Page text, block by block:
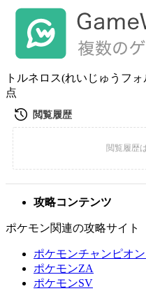
トルネロス(れいじゅうフ
点
攻略コンテンツ
ポケモン関連の攻略サイト
ポケモンチャンピオ
ポケモンZA
ポケモンSV